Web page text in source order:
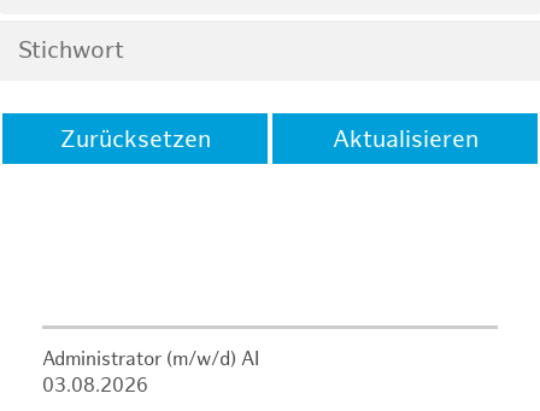
Zurücksetzen Aktualisieren
Administrator (m/w/d) AI
03.08.2026